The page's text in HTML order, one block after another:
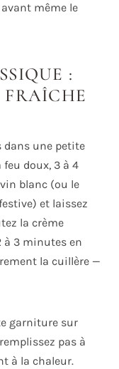
même le
:
FRAÎCHE
dans une petite
feu doux, 3 à 4
blanc (ou le
et laissez
la crème
à 3 minutes en
la cuillère —
garniture sur
pas à
à la chaleur.